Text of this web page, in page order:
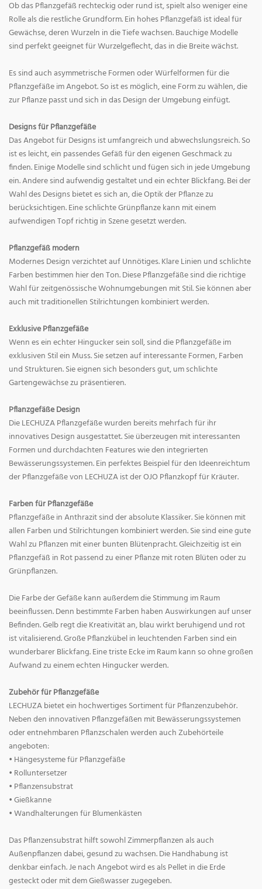
Ob das Pflanzgefäß rechteckig oder rund ist, spielt also weniger eine
Rolle als die restliche Grundform. Ein hohes Pflanzgefäß ist ideal für
Gewächse, deren Wurzeln in die Tiefe wachsen. Bauchige Modelle
sind perfekt geeignet für Wurzelgeflecht, das in die Breite wächst.
Es sind auch asymmetrische Formen oder Würfelformen für die
Pflanzgefäße im Angebot. So ist es möglich, eine Form zu wählen, die
zur Pflanze passt und sich in das Design der Umgebung einfügt.
Designs für Pflanzgefäße
Das Angebot für Designs ist umfangreich und abwechslungsreich. So
ist es leicht, ein passendes Gefäß für den eigenen Geschmack zu
finden. Einige Modelle sind schlicht und fügen sich in jede Umgebung
ein. Andere sind aufwendig gestaltet und ein echter Blickfang. Bei der
Wahl des Designs bietet es sich an, die Optik der Pflanze zu
berücksichtigen. Eine schlichte Grünpflanze kann mit einem
aufwendigen Topf richtig in Szene gesetzt werden.
Pflanzgefäß modern
Modernes Design verzichtet auf Unnötiges. Klare Linien und schlichte
Farben bestimmen hier den Ton. Diese Pflanzgefäße sind die richtige
Wahl für zeitgenössische Wohnumgebungen mit Stil. Sie können aber
auch mit traditionellen Stilrichtungen kombiniert werden.
Exklusive Pflanzgefäße
Wenn es ein echter Hingucker sein soll, sind die Pflanzgefäße im
exklusiven Stil ein Muss. Sie setzen auf interessante Formen, Farben
und Strukturen. Sie eignen sich besonders gut, um schlichte
Gartengewächse zu präsentieren.
Pflanzgefäße Design
Die LECHUZA Pflanzgefäße wurden bereits mehrfach für ihr
innovatives Design ausgestattet. Sie überzeugen mit interessanten
Formen und durchdachten Features wie den integrierten
Bewässerungssystemen. Ein perfektes Beispiel für den Ideenreichtum
der Pflanzgefäße von LECHUZA ist der OJO Pflanzkopf für Kräuter.
Farben für Pflanzgefäße
Pflanzgefäße in Anthrazit sind der absolute Klassiker. Sie können mit
allen Farben und Stilrichtungen kombiniert werden. Sie sind eine gute
Wahl zu Pflanzen mit einer bunten Blütenpracht. Gleichzeitig ist ein
Pflanzgefäß in Rot passend zu einer Pflanze mit roten Blüten oder zu
Grünpflanzen.
Die Farbe der Gefäße kann außerdem die Stimmung im Raum
beeinflussen. Denn bestimmte Farben haben Auswirkungen auf unser
Befinden. Gelb regt die Kreativität an, blau wirkt beruhigend und rot
ist vitalisierend. Große Pflanzkübel in leuchtenden Farben sind ein
wunderbarer Blickfang. Eine triste Ecke im Raum kann so ohne großen
Aufwand zu einem echten Hingucker werden.
Zubehör für Pflanzgefäße
LECHUZA bietet ein hochwertiges Sortiment für Pflanzenzubehör.
Neben den innovativen Pflanzgefäßen mit Bewässerungssystemen
oder entnehmbaren Pflanzschalen werden auch Zubehörteile
angeboten:
• Hängesysteme für Pflanzgefäße
• Rolluntersetzer
• Pflanzensubstrat
• Gießkanne
• Wandhalterungen für Blumenkästen
Das Pflanzensubstrat hilft sowohl Zimmerpflanzen als auch
Außenpflanzen dabei, gesund zu wachsen. Die Handhabung ist
denkbar einfach. Je nach Angebot wird es als Pellet in die Erde
gesteckt oder mit dem Gießwasser zugegeben.